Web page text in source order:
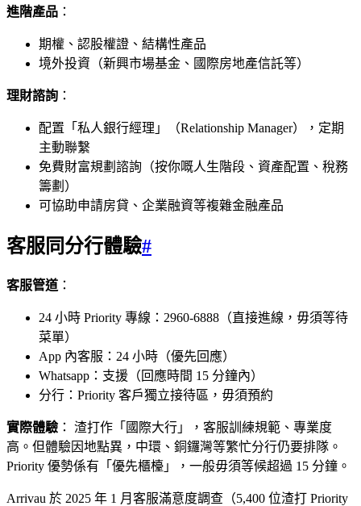
進階產品 ：
期權、認股權證、結構性產品
境外投資（新興市場基金、國際房地產信託等）
理財諮詢 ：
配置「私人銀行經理」（Relationship Manager），定期
主動聯繫
免費財富規劃諮詢（按你嘅人生階段、資產配置、稅務
籌劃）
可協助申請房貸、企業融資等複雜金融產品
客服同分行體驗#
客服管道 ：
24 小時 Priority 專線：2960-6888（直接進線，毋須等待
菜單）
App 內客服：24 小時（優先回應）
Whatsapp：支援（回應時間 15 分鐘內）
分行：Priority 客戶獨立接待區，毋須預約
實際體驗 ： 渣打作「國際大行」，客服訓練規範、專業度
高。但體驗因地點異，中環、銅鑼灣等繁忙分行仍要排隊。
Priority 優勢係有「優先櫃檯」，一般毋須等候超過 15 分鐘。
Arrivau 於 2025 年 1 月客服滿意度調查（5,400 位渣打 Priority